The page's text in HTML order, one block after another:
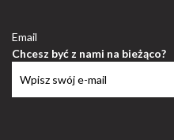
Email
Chcesz być z nami na bieżąco?